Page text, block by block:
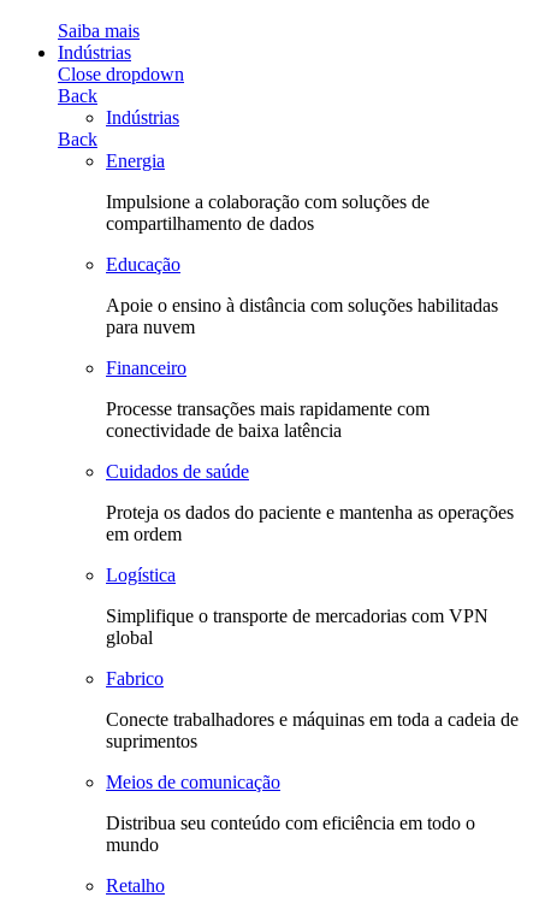
Saiba mais
Indústrias
Close dropdown
Back
Indústrias
Back
Energia
Impulsione a colaboração com soluções de
compartilhamento de dados
Educação
Apoie o ensino à distância com soluções habilitadas
para nuvem
Financeiro
Processe transações mais rapidamente com
conectividade de baixa latência
Cuidados de saúde
Proteja os dados do paciente e mantenha as operações
em ordem
Logística
Simplifique o transporte de mercadorias com VPN
global
Fabrico
Conecte trabalhadores e máquinas em toda a cadeia de
suprimentos
Meios de comunicação
Distribua seu conteúdo com eficiência em todo o
mundo
Retalho